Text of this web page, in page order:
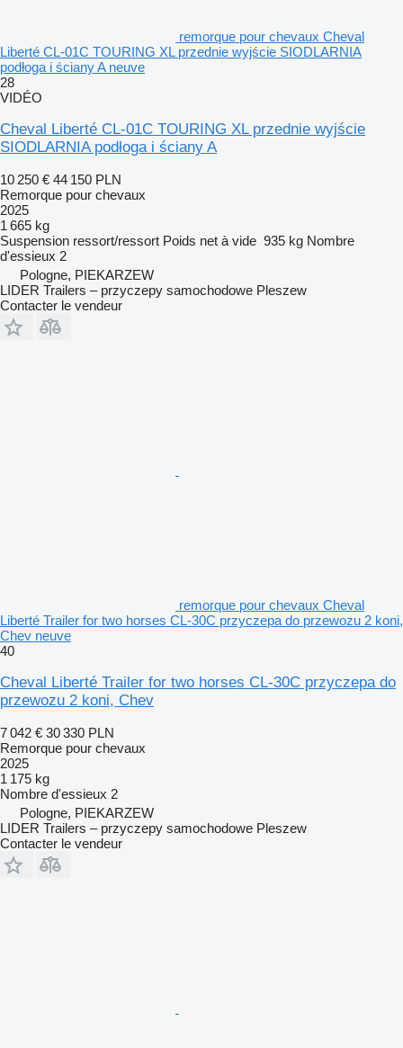
remorque pour chevaux Cheval
Liberté CL-01C TOURING XL przednie wyjście SIODLARNIA
podłoga i ściany A neuve
28
VIDÉO
Cheval Liberté CL-01C TOURING XL przednie wyjście
SIODLARNIA podłoga i ściany A
10 250 € 44 150 PLN
Remorque pour chevaux
2025
1 665 kg
Suspension ressort/ressort Poids net à vide 935 kg Nombre
d'essieux 2
Pologne, PIEKARZEW
LIDER Trailers – przyczepy samochodowe Pleszew
Contacter le vendeur
remorque pour chevaux Cheval
Liberté Trailer for two horses CL-30C przyczepa do przewozu 2 koni,
Chev neuve
40
Cheval Liberté Trailer for two horses CL-30C przyczepa do
przewozu 2 koni, Chev
7 042 € 30 330 PLN
Remorque pour chevaux
2025
1 175 kg
Nombre d'essieux 2
Pologne, PIEKARZEW
LIDER Trailers – przyczepy samochodowe Pleszew
Contacter le vendeur